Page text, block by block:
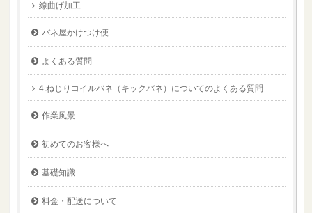
線曲げ加工
バネ屋かけつけ便
よくある質問
4.ねじりコイルバネ（キックバネ）についてのよくある質問
作業風景
初めてのお客様へ
基礎知識
料金・配送について